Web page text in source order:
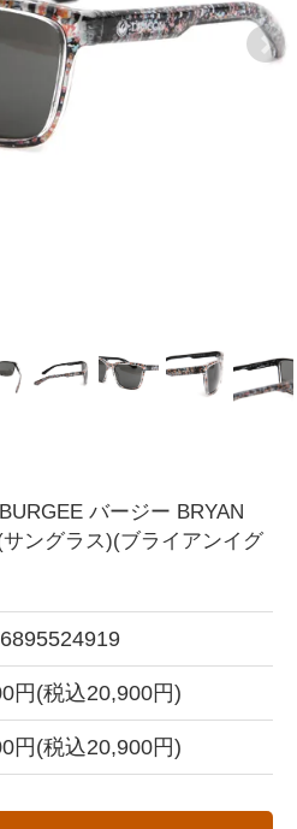
バージー BRYAN
ングラス)(ブライアンイグ
円(税込20,900円)
円(税込20,900円)